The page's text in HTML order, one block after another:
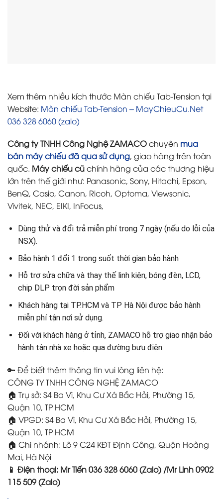
Xem thêm nhiều kích thước Màn chiếu Tab-Tension tại
Website: Màn chiếu Tab-Tension – MayChieuCu.Net
036 328 6060 (zalo)
Công ty TNHH Công Nghệ ZAMACOchuyên mua
bán máy chiếu đã qua sử dụng, giao hàng trên toàn
quốc. Máy chiếu cũchính hãng của các thương hiệu
lớn trên thế giới như: Panasonic, Sony, Hitachi, Epson,
BenQ, Casio, Canon, Ricoh, Optoma, Viewsonic,
Vivitek, NEC, EIKI, InFocus,
Dùng thử và đổi trả miễn phí trong 7 ngày (nếu do lỗi của
NSX).
Bảo hành 1 đổi 1 trong suốt thời gian bảo hành
Hỗ trợ sửa chữa và thay thế linh kiện, bóng đèn, LCD,
chip DLP trọn đời sản phẩm
Khách hàng tại TP.HCM và TP Hà Nội được bảo hành
miễn phí tận nơi sử dụng.
Đối với khách hàng ở tỉnh, ZAMACO hỗ trợ giao nhận bảo
hành tận nhà xe hoặc qua đường bưu điện.
🔑 Để biết thêm thông tin vui lòng liên hệ:
CÔNG TY TNHH CÔNG NGHỆ ZAMACO
🏠 Trụ sở: S4 Ba Vì, Khu Cư Xá Bắc Hải, Phường 15,
Quận 10, TP HCM
🏠 VPGD: S4 Ba Vì, Khu Cư Xá Bắc Hải, Phường 15,
Quận 10, TP HCM
🏠 Chi nhánh: Lô 9 C24 KĐT Định Công, Quận Hoàng
Mai, Hà Nội
📱 Điện thoại: Mr Tiến 036 328 6060 (Zalo) /Mr Linh 0902
115 509 (Zalo)